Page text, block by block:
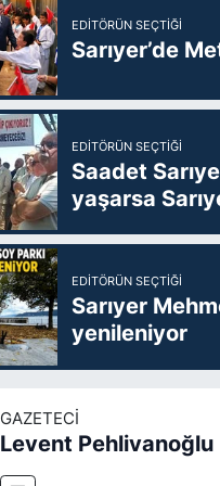
EDITÖRÜN SEÇTIĞI
Sarıyer’de
EDITÖRÜN SEÇTIĞI
Saadet
yaşarsa
EDITÖRÜN SEÇTIĞI
Sarıyer
yenileniyor
GAZETECI
Levent Pehlivanoğlu